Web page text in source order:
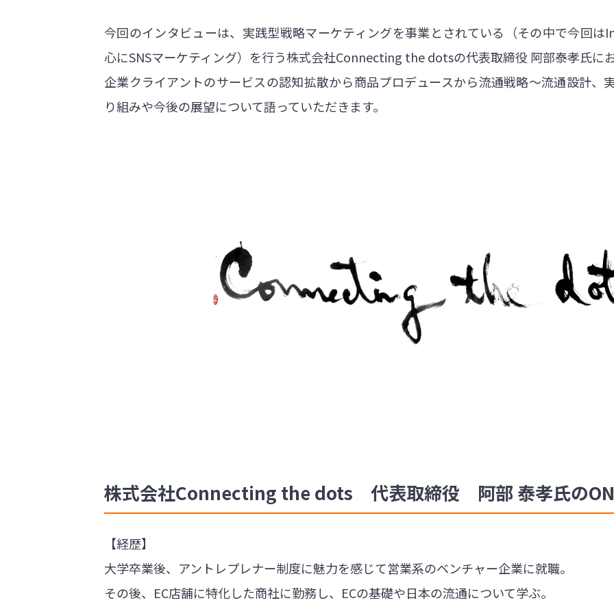
今回のインタビューは、実践型戦略マーケティングを事業とされている（その中で今回
心にSNSマーケティング）を行う株式会社Connecting the dotsの代表取締役 阿部泰孝氏に
企業クライアントのサービスの認知拡散から商品プロデュースから流通戦略～流通設計、
り組みや今後の展望について語っていただきます。
株式会社Connecting the dots 代表取締役 阿部 泰孝氏の
【経歴】
大学卒業後、アントレプレナー制度に魅力を感じて営業系のベンチャー企業に就職。
その後、EC店舗に特化した商社に勤務し、ECの基礎や日本の流通について学ぶ。